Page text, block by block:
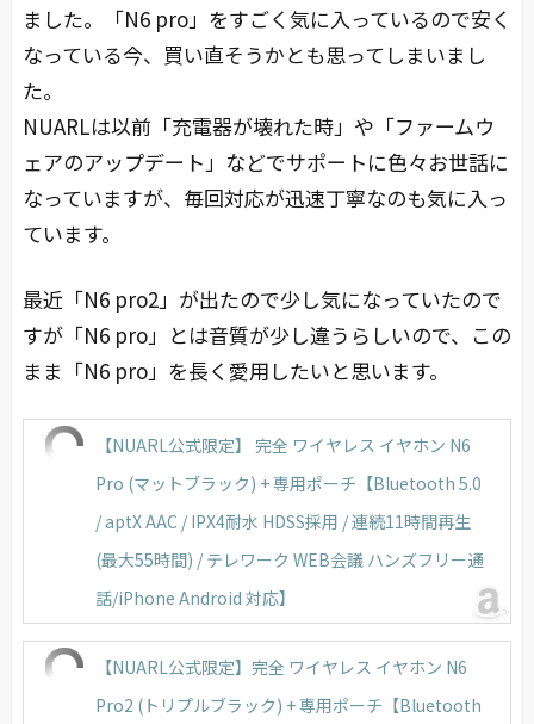
ました。「N6 pro」をすごく気に入っているので安く
なっている今、買い直そうかとも思ってしまいまし
た。
NUARLは以前「充電器が壊れた時」や「ファームウ
ェアのアップデート」などでサポートに色々お世話に
なっていますが、毎回対応が迅速丁寧なのも気に入っ
ています。
最近「N6 pro2」が出たので少し気になっていたので
すが「N6 pro」とは音質が少し違うらしいので、この
まま「N6 pro」を長く愛用したいと思います。
【NUARL公式限定】 完全 ワイヤレス イヤホン N6
Pro (マットブラック) + 専用ポーチ【Bluetooth 5.0
/ aptX AAC / IPX4耐水 HDSS採用 / 連続11時間再生
(最大55時間) / テレワーク WEB会議 ハンズフリー通
話/iPhone Android 対応】
【NUARL公式限定】完全 ワイヤレス イヤホン N6
Pro2 (トリプルブラック) + 専用ポーチ【Bluetooth